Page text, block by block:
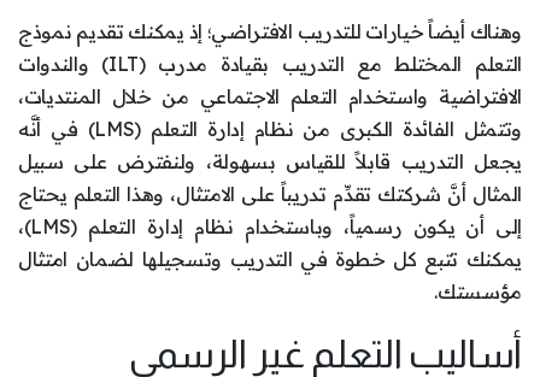
وهناك أيضاً خيارات للتدريب الافتراضي؛ إذ يمكنك تقديم نموذج
التعلم المختلط مع التدريب بقيادة مدرب (ILT) والندوات
الافتراضية واستخدام التعلم الاجتماعي من خلال المنتديات،
وتتمثل الفائدة الكبرى من نظام إدارة التعلم (LMS) في أنَّه
يجعل التدريب قابلاً للقياس بسهولة، ولنفترض على سبيل
المثال أنَّ شركتك تقدِّم تدريباً على الامتثال، وهذا التعلم يحتاج
إلى أن يكون رسمياً، وباستخدام نظام إدارة التعلم (LMS)،
يمكنك تتبع كل خطوة في التدريب وتسجيلها لضمان امتثال
مؤسستك.
أساليب التعلم غير الرسمي